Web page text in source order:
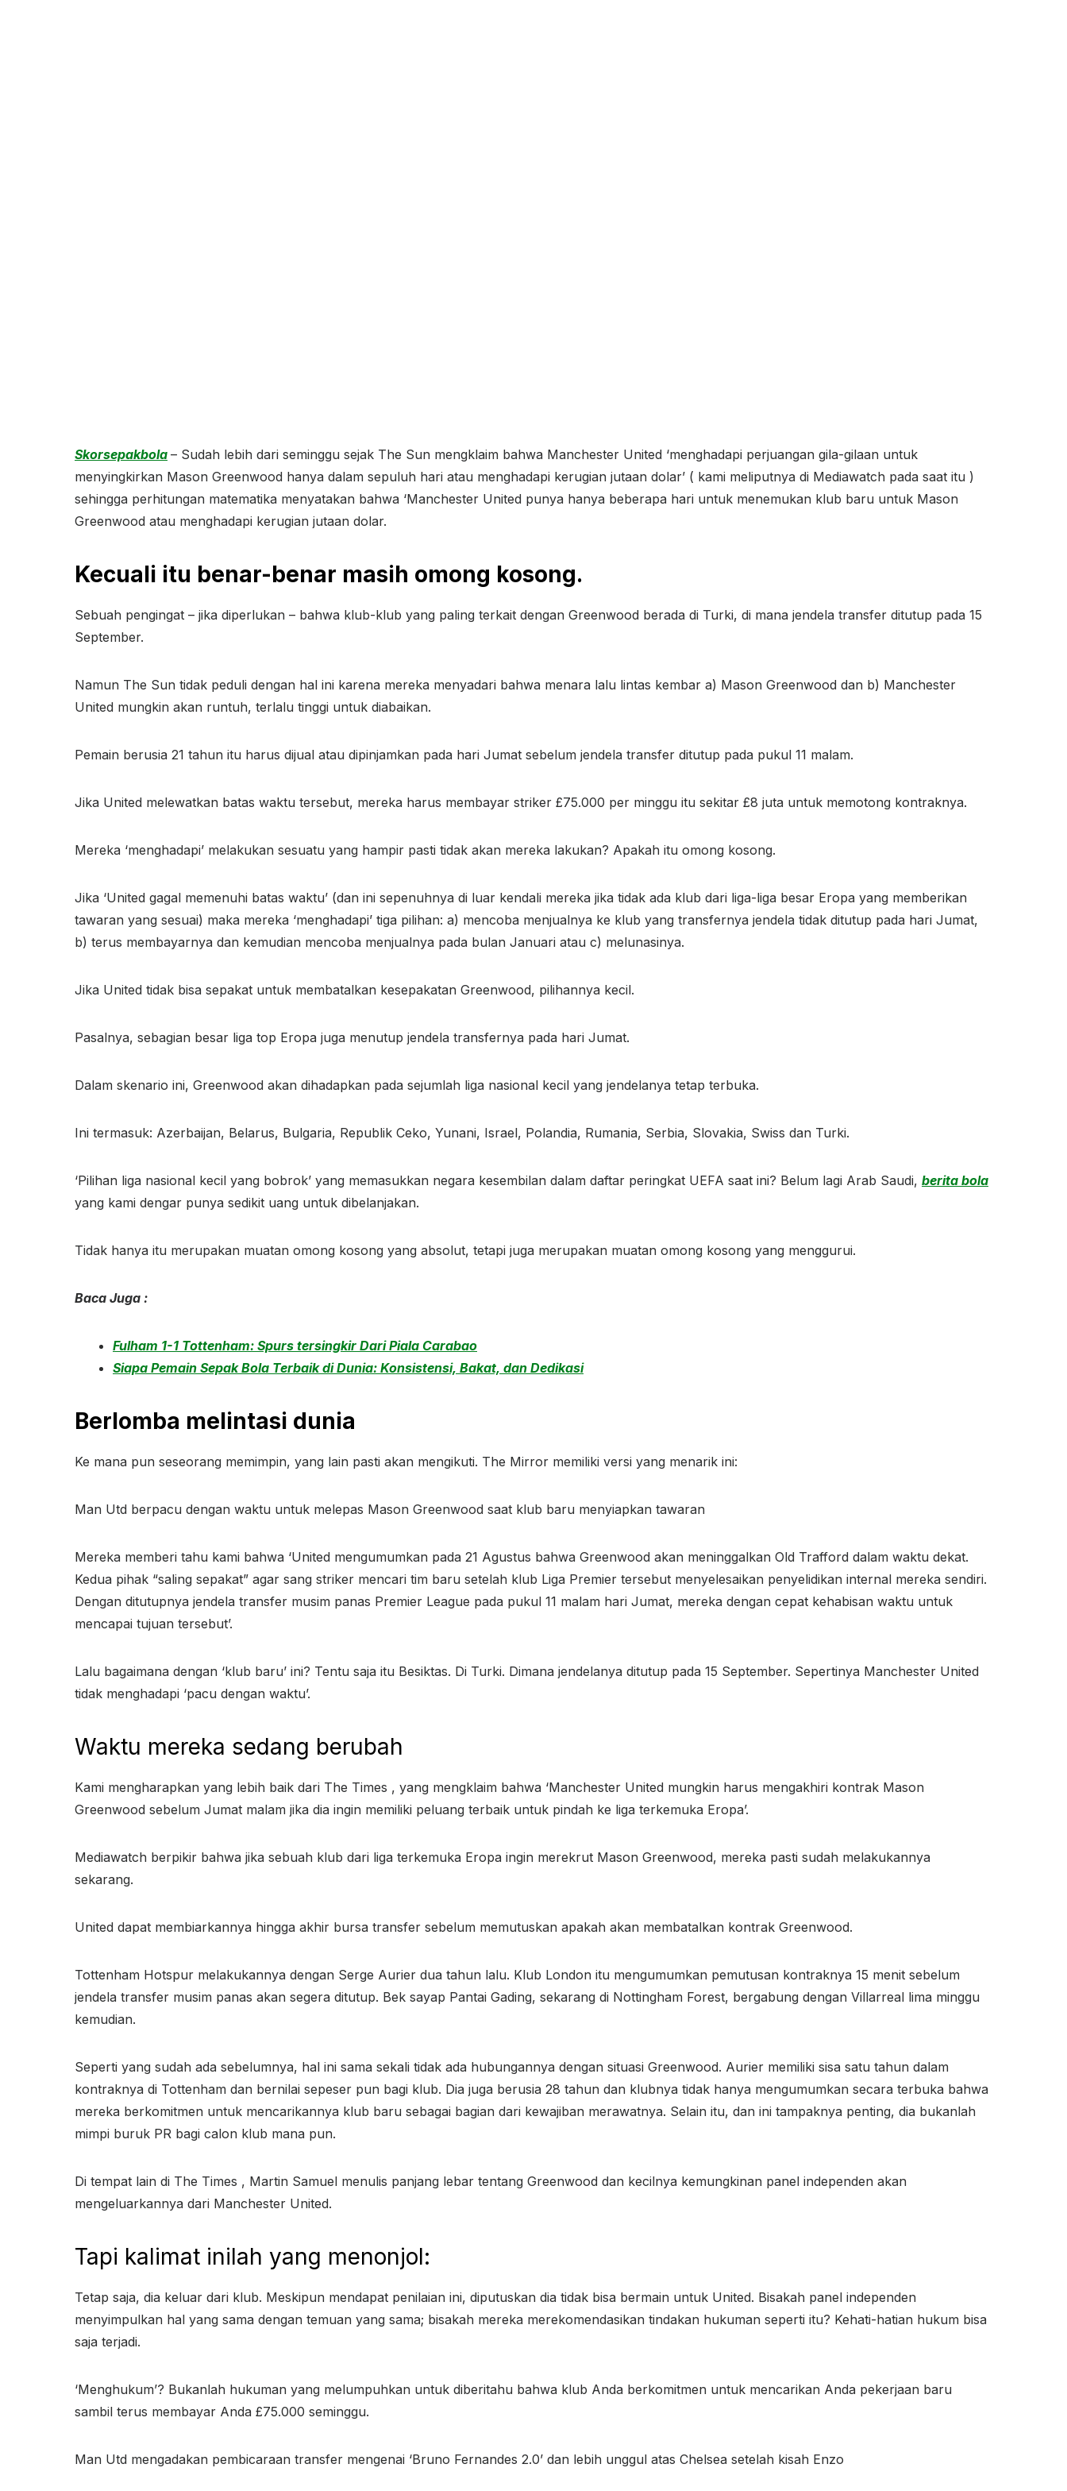
Skorsepakbola – Sudah lebih dari seminggu sejak The Sun mengklaim bahwa Manchester United ‘menghadapi perjuangan gila-gilaan untuk
menyingkirkan Mason Greenwood hanya dalam sepuluh hari atau menghadapi kerugian jutaan dolar’ ( kami meliputnya di Mediawatch pada saat itu )
sehingga perhitungan matematika menyatakan bahwa ‘Manchester United punya hanya beberapa hari untuk menemukan klub baru untuk Mason
Greenwood atau menghadapi kerugian jutaan dolar.
Kecuali itu benar-benar masih omong kosong.
Sebuah pengingat – jika diperlukan – bahwa klub-klub yang paling terkait dengan Greenwood berada di Turki, di mana jendela transfer ditutup pada 15
September.
Namun The Sun tidak peduli dengan hal ini karena mereka menyadari bahwa menara lalu lintas kembar a) Mason Greenwood dan b) Manchester
United mungkin akan runtuh, terlalu tinggi untuk diabaikan.
Pemain berusia 21 tahun itu harus dijual atau dipinjamkan pada hari Jumat sebelum jendela transfer ditutup pada pukul 11 ​​​​malam.
Jika United melewatkan batas waktu tersebut, mereka harus membayar striker £75.000 per minggu itu sekitar £8 juta untuk memotong kontraknya.
Mereka ‘menghadapi’ melakukan sesuatu yang hampir pasti tidak akan mereka lakukan? Apakah itu omong kosong.
Jika ‘United gagal memenuhi batas waktu’ (dan ini sepenuhnya di luar kendali mereka jika tidak ada klub dari liga-liga besar Eropa yang memberikan
tawaran yang sesuai) maka mereka ‘menghadapi’ tiga pilihan: a) mencoba menjualnya ke klub yang transfernya jendela tidak ditutup pada hari Jumat,
b) terus membayarnya dan kemudian mencoba menjualnya pada bulan Januari atau c) melunasinya.
Jika United tidak bisa sepakat untuk membatalkan kesepakatan Greenwood, pilihannya kecil.
Pasalnya, sebagian besar liga top Eropa juga menutup jendela transfernya pada hari Jumat.
Dalam skenario ini, Greenwood akan dihadapkan pada sejumlah liga nasional kecil yang jendelanya tetap terbuka.
Ini termasuk: Azerbaijan, Belarus, Bulgaria, Republik Ceko, Yunani, Israel, Polandia, Rumania, Serbia, Slovakia, Swiss dan Turki.
‘Pilihan liga nasional kecil yang bobrok’ yang memasukkan negara kesembilan dalam daftar peringkat UEFA saat ini? Belum lagi Arab Saudi, berita bola
yang kami dengar punya sedikit uang untuk dibelanjakan.
Tidak hanya itu merupakan muatan omong kosong yang absolut, tetapi juga merupakan muatan omong kosong yang menggurui.
Baca Juga :
Fulham 1-1 Tottenham: Spurs tersingkir Dari Piala Carabao
Siapa Pemain Sepak Bola Terbaik di Dunia: Konsistensi, Bakat, dan Dedikasi
Berlomba melintasi dunia
Ke mana pun seseorang memimpin, yang lain pasti akan mengikuti. The Mirror memiliki versi yang menarik ini:
Man Utd berpacu dengan waktu untuk melepas Mason Greenwood saat klub baru menyiapkan tawaran
Mereka memberi tahu kami bahwa ‘United mengumumkan pada 21 Agustus bahwa Greenwood akan meninggalkan Old Trafford dalam waktu dekat.
Kedua pihak “saling sepakat” agar sang striker mencari tim baru setelah klub Liga Premier tersebut menyelesaikan penyelidikan internal mereka sendiri.
Dengan ditutupnya jendela transfer musim panas Premier League pada pukul 11 ​​malam hari Jumat, mereka dengan cepat kehabisan waktu untuk
mencapai tujuan tersebut’.
Lalu bagaimana dengan ‘klub baru’ ini? Tentu saja itu Besiktas. Di Turki. Dimana jendelanya ditutup pada 15 September. Sepertinya Manchester United
tidak menghadapi ‘pacu dengan waktu’.
Waktu mereka sedang berubah
Kami mengharapkan yang lebih baik dari The Times , yang mengklaim bahwa ‘Manchester United mungkin harus mengakhiri kontrak Mason
Greenwood sebelum Jumat malam jika dia ingin memiliki peluang terbaik untuk pindah ke liga terkemuka Eropa’.
Mediawatch berpikir bahwa jika sebuah klub dari liga terkemuka Eropa ingin merekrut Mason Greenwood, mereka pasti sudah melakukannya
sekarang.
United dapat membiarkannya hingga akhir bursa transfer sebelum memutuskan apakah akan membatalkan kontrak Greenwood.
Tottenham Hotspur melakukannya dengan Serge Aurier dua tahun lalu. Klub London itu mengumumkan pemutusan kontraknya 15 menit sebelum
jendela transfer musim panas akan segera ditutup. Bek sayap Pantai Gading, sekarang di Nottingham Forest, bergabung dengan Villarreal lima minggu
kemudian.
Seperti yang sudah ada sebelumnya, hal ini sama sekali tidak ada hubungannya dengan situasi Greenwood. Aurier memiliki sisa satu tahun dalam
kontraknya di Tottenham dan bernilai sepeser pun bagi klub. Dia juga berusia 28 tahun dan klubnya tidak hanya mengumumkan secara terbuka bahwa
mereka berkomitmen untuk mencarikannya klub baru sebagai bagian dari kewajiban merawatnya. Selain itu, dan ini tampaknya penting, dia bukanlah
mimpi buruk PR bagi calon klub mana pun.
Di tempat lain di The Times , Martin Samuel menulis panjang lebar tentang Greenwood dan kecilnya kemungkinan panel independen akan
mengeluarkannya dari Manchester United.
Tapi kalimat inilah yang menonjol:
Tetap saja, dia keluar dari klub. Meskipun mendapat penilaian ini, diputuskan dia tidak bisa bermain untuk United. Bisakah panel independen
menyimpulkan hal yang sama dengan temuan yang sama; bisakah mereka merekomendasikan tindakan hukuman seperti itu? Kehati-hatian hukum bisa
saja terjadi.
‘Menghukum’? Bukanlah hukuman yang melumpuhkan untuk diberitahu bahwa klub Anda berkomitmen untuk mencarikan Anda pekerjaan baru
sambil terus membayar Anda £75.000 seminggu.
Man Utd mengadakan pembicaraan transfer mengenai ‘Bruno Fernandes 2.0’ dan lebih unggul atas Chelsea setelah kisah Enzo